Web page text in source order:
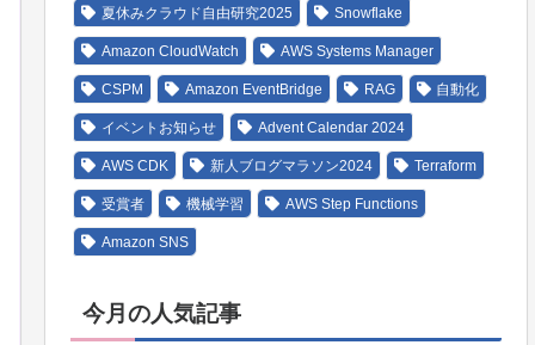
夏休みクラウド自由研究2025 Snowflake
Amazon CloudWatch AWS Systems Manager
CSPM Amazon EventBridge RAG 自動化
イベントお知らせ Advent Calendar 2024
AWS CDK 新人ブログマラソン2024 Terraform
受賞者 機械学習 AWS Step Functions
Amazon SNS
今月の人気記事